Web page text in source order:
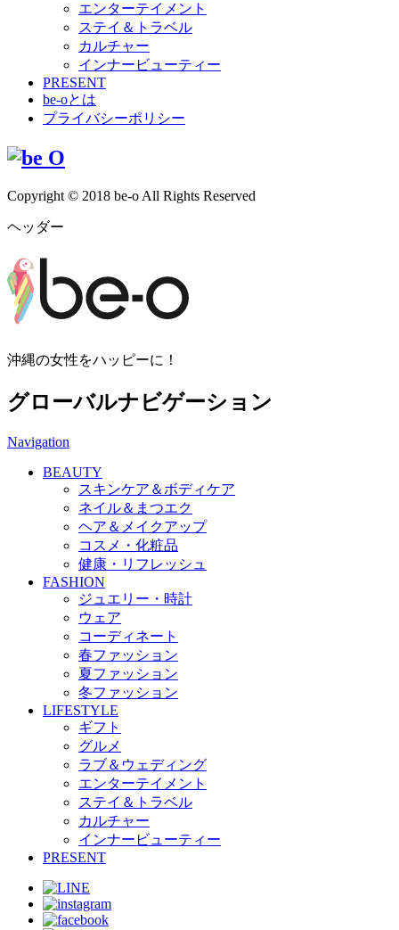
エンターテイメント
ステイ＆トラベル
カルチャー
インナービューティー
PRESENT
be-oとは
プライバシーポリシー
Copyright © 2018 be-o All Rights Reserved
ヘッダー
沖縄の女性をハッピーに！
グローバルナビゲーション
Navigation
BEAUTY
スキンケア＆ボディケア
ネイル＆まつエク
ヘア＆メイクアップ
コスメ・化粧品
健康・リフレッシュ
FASHION
ジュエリー・時計
ウェア
コーディネート
春ファッション
夏ファッション
冬ファッション
LIFESTYLE
ギフト
グルメ
ラブ＆ウェディング
エンターテイメント
ステイ＆トラベル
カルチャー
インナービューティー
PRESENT